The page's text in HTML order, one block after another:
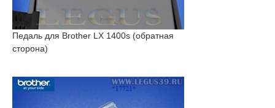
Педаль для Brother LX 1400s (обратная
сторона)